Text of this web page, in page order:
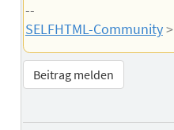
--
SELFHTML-Community>
Beitrag melden